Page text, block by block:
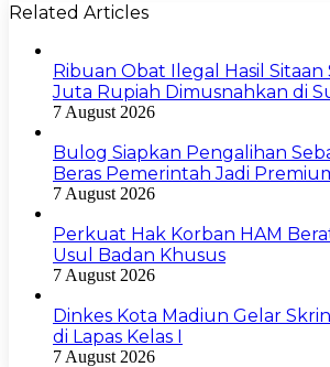
Related Articles
Ribuan Obat Ilegal Hasil Sitaan
Juta Rupiah Dimusnahkan di
7 August 2026
Bulog Siapkan Pengalihan
Beras Pemerintah Jadi
7 August 2026
Perkuat Hak Korban HAM
Usul Badan Khusus
7 August 2026
Dinkes Kota Madiun Gelar
di Lapas Kelas I
7 August 2026